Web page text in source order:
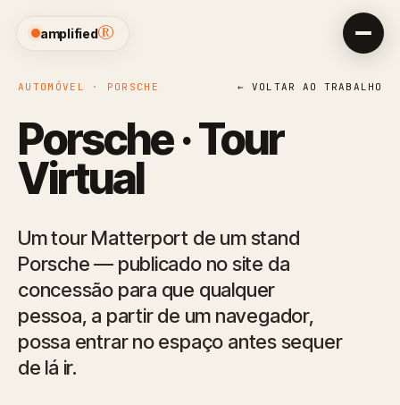
amplified®
AUTOMÓVEL · PORSCHE ← VOLTAR AO TRABALHO
Porsche · Tour
Virtual
Um tour Matterport de um stand
Porsche — publicado no site da
concessão para que qualquer
pessoa, a partir de um navegador,
possa entrar no espaço antes sequer
de lá ir.